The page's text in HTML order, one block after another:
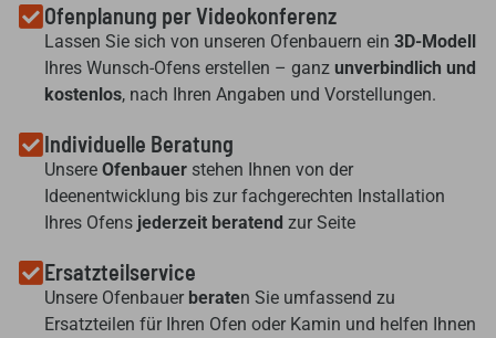
Ofenplanung per Videokonferenz
Lassen Sie sich von unseren Ofenbauern ein 3D-Modell
Ihres Wunsch-Ofens erstellen – ganz unverbindlich und
kostenlos, nach Ihren Angaben und Vorstellungen.
Individuelle Beratung
Unsere Ofenbauer stehen Ihnen von der
Ideenentwicklung bis zur fachgerechten Installation
Ihres Ofens jederzeit beratend zur Seite
Ersatzteilservice
Unsere Ofenbauer beraten Sie umfassend zu
Ersatzteilen für Ihren Ofen oder Kamin und helfen Ihnen